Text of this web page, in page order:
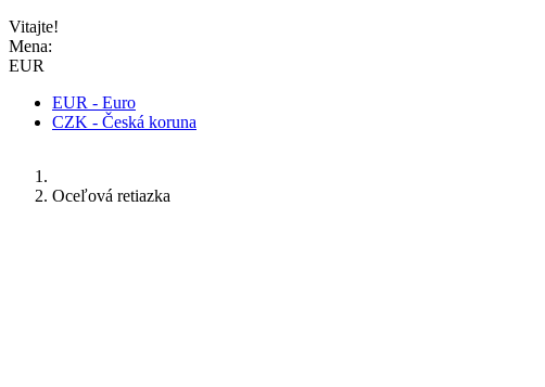
Vitajte!
Mena:
EUR
EUR - Euro
CZK - Česká koruna
Oceľová retiazka